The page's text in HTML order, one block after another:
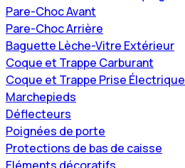
Pare-Choc Avant
Pare-Choc Arrière
Baguette Lèche-Vitre Extérieur
Coque et Trappe Carburant
Coque et Trappe Prise Électrique
Marchepieds
Déflecteurs
Poignées de porte
Protections de bas de caisse